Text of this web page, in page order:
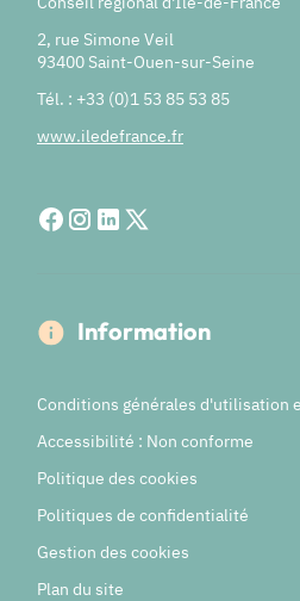
2, rue Simone Veil
93400 Saint-Ouen-sur-Seine
Tél. : +33 (0)1 53 85 53 85
www.iledefrance.fr
Information
Conditions générales d'utilisation
Accessibilité : Non conforme
Politique des cookies
Politiques de confidentialité
Gestion des cookies
Plan du site